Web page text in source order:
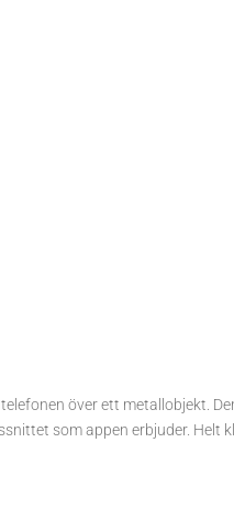
över ett metallobjekt.
som appen erbjuder. Helt